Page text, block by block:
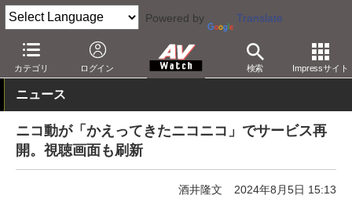
Powered by Translate
カテゴリ ログイン 検索 Impressサイト
AV Watch コンテンツ・サービス 映像配信 niconico
ニュース
ニコ動が「かえってきたニコニコ」でサービス再
開。視聴画面も刷新
酒井隆文 2024年8月5日 15:13